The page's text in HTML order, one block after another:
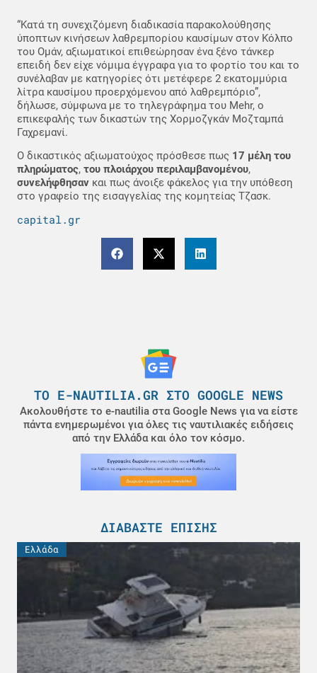
“Κατά τη συνεχιζόμενη διαδικασία παρακολούθησης
ύποπτων κινήσεων λαθρεμπορίου καυσίμων στον Κόλπο
του Ομάν, αξιωματικοί επιθεώρησαν ένα ξένο τάνκερ
επειδή δεν είχε νόμιμα έγγραφα για το φορτίο του και το
συνέλαβαν με κατηγορίες ότι μετέφερε 2 εκατομμύρια
λίτρα καυσίμου προερχόμενου από λαθρεμπόριο”,
δήλωσε, σύμφωνα με το τηλεγράφημα του Mehr, ο
επικεφαλής των δικαστών της Χορμοζγκάν Μοζταμπά
Γαχρεμανί.
Ο δικαστικός αξιωματούχος πρόσθεσε πως 17 μέλη του
πληρώματος, του πλοιάρχου περιλαμβανομένου,
συνελήφθησαν και πως άνοιξε φάκελος για την υπόθεση
στο γραφείο της εισαγγελίας της κομητείας Τζασκ.
capital.gr
ΤΟ E-NAUTILIA.GR ΣΤΟ GOOGLE NEWS
Ακολουθήστε το e-nautilia στα Google News για να είστε
πάντα ενημερωμένοι για όλες τις ναυτιλιακές ειδήσεις
από την Ελλάδα και όλο τον κόσμο.
ΔΙΑΒΆΣΤΕ ΕΠΊΣΗΣ
Ελλάδα